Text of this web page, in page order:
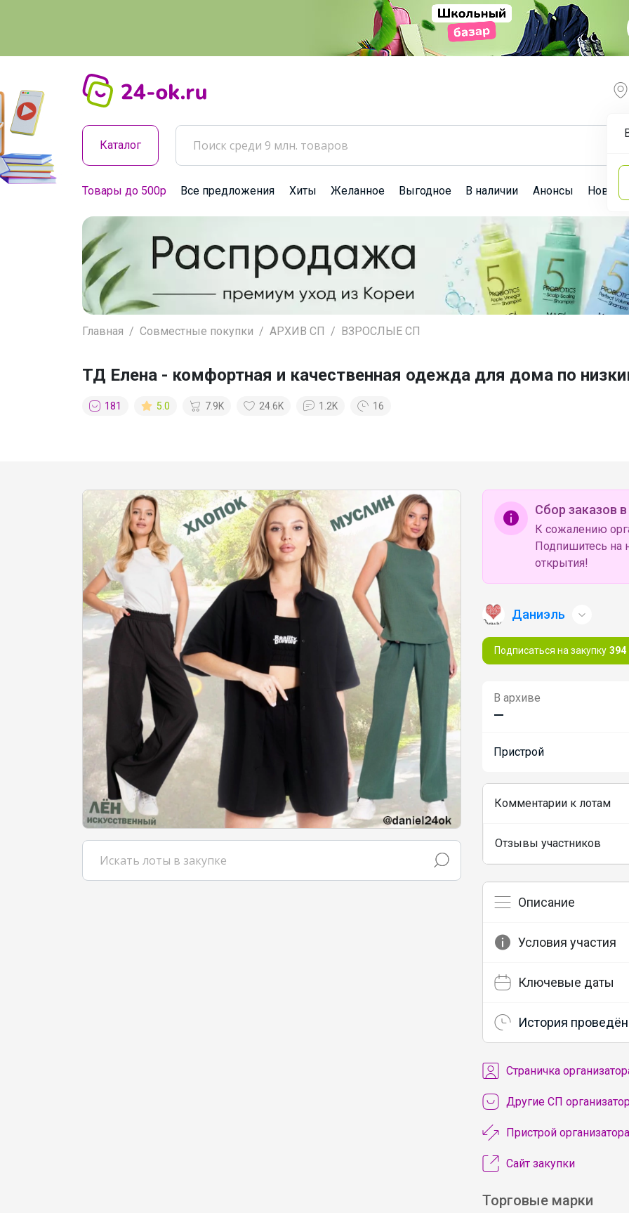
Каталог
Товары до 500р Все предложения Хиты Желанное Выгодное В наличии Анонсы Новости
Главная Совместные покупки АРХИВ СП ВЗРОСЛЫЕ СП
ТД Елена - комфортная и качественная одежда для дома по
181 5.0 7.9K 24.6K 1.2K 16
Сбор заказов
К сожалению
Подпишитесь на
открытия!
Даниэль
Подписаться на закупку 394
В архиве
—
Пристрой
Комментарии к лотам
Отзывы участников
Описание
Условия участия
Ключевые даты
История
Cтраничка
Другие СП
Пристрой
Сайт закупки
Торговые марки